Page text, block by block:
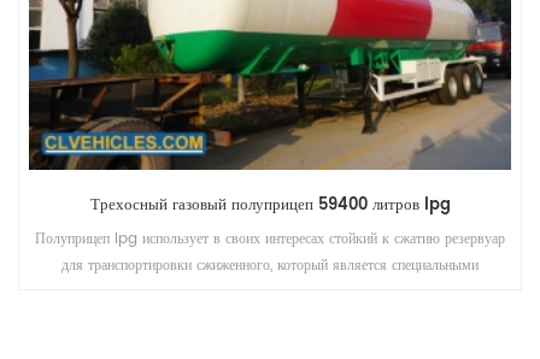
Трехосный газовый полуприцеп 59400 литров lpg
Полуприцеп lpg использует в своих интересах стойкий к сжатию резервуар
для транспортировки сжиженного, который является специальными